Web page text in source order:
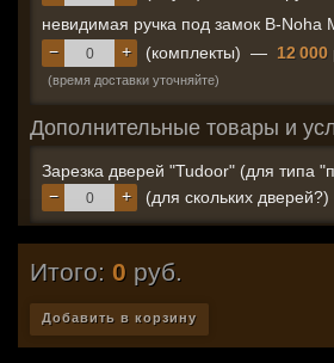
невидимая ручка под замок B-Noha
+
− (комплекты) — 12 000
(время доставки уточняйте)
Дополнительные товары и
Зарезка дверей "Tudoor" (для типа
+
− (для скольких дверей?)
Итого: 0 руб.
Добавить в корзину